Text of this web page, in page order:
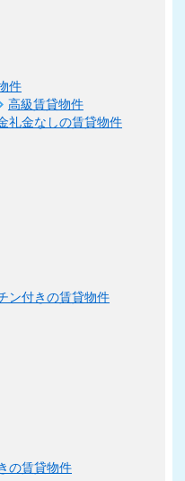
件
高級賃貸物件
礼金なしの賃貸物件
ン付きの賃貸物件
の賃貸物件